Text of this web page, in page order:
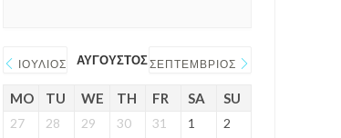
ΙΟΎΛΙΟΣ ΑΎΓΟΥΣΤΟΣ 2026ΣΕΠΤΈΜΒΡΙΟΣ
MO TU WE TH FR SA SU
27 28 29 30 31 1 2